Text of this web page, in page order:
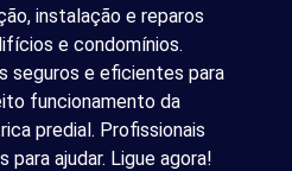
instalação e reparos
e condomínios.
seguros e eficientes para
funcionamento da
predial. Profissionais
ajudar. Ligue agora!